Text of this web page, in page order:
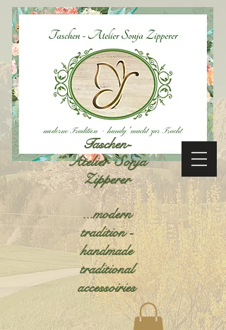
Taschen-
Atelier Sonja
Zipperer
...modern
tradition -
handmade
traditional
accessoiries